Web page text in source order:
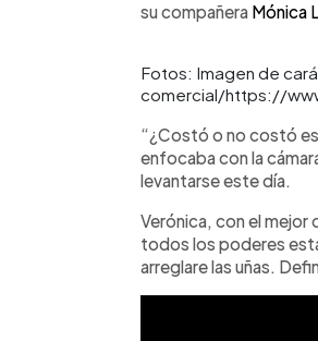
su compañera Mónica
Fotos: Imagen de
comercial/https://
“¿Costó o no costó
enfocaba con la
levantarse este día.
Verónica, con el mejor
todos los poderes
arreglare las uñas.